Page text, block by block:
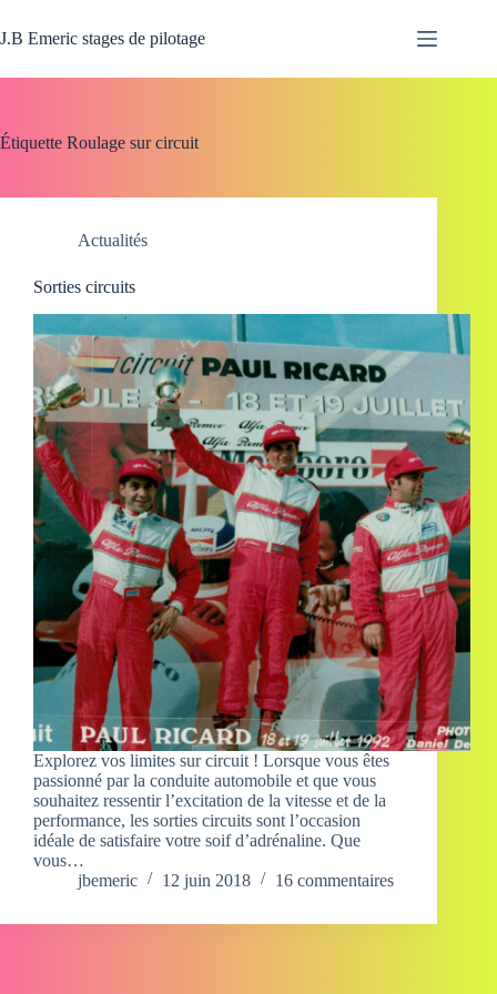
au
contenu
J.B Emeric stages de pilotage
Étiquette Roulage sur circuit
Actualités
Sorties circuits
Explorez vos limites sur circuit ! Lorsque vous êtes
passionné par la conduite automobile et que vous
souhaitez ressentir l’excitation de la vitesse et de la
performance, les sorties circuits sont l’occasion
idéale de satisfaire votre soif d’adrénaline. Que
vous…
jbemeric
12 juin 2018 16 commentaires